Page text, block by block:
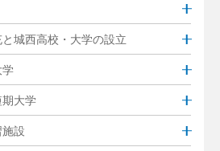
城西高校・大学の設立
大学
設